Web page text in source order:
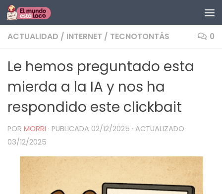
Saltar al contenido
ACTUALIDAD / INTERNET / TECNOTONTÁS 0
Le hemos preguntado esta
mierda a la IA y nos ha
respondido este clickbait
POR MORRI · PUBLICADA 02/12/2025 · ACTUALIZADO
03/12/2025